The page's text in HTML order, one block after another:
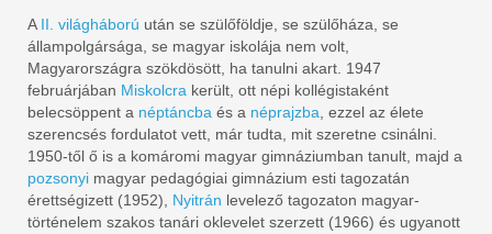
A II. világháború után se szülőföldje, se szülőháza, se
állampolgársága, se magyar iskolája nem volt,
Magyarországra szökdösött, ha tanulni akart. 1947
februárjában Miskolcra került, ott népi kollégistaként
belecsöppent a néptáncba és a néprajzba , ezzel az élete
szerencsés fordulatot vett, már tudta, mit szeretne csinálni.
1950-től ő is a komáromi magyar gimnáziumban tanult, majd a
pozsonyi magyar pedagógiai gimnázium esti tagozatán
érettségizett (1952), Nyitrán levelező tagozaton magyar-
történelem szakos tanári oklevelet szerzett (1966) és ugyanott